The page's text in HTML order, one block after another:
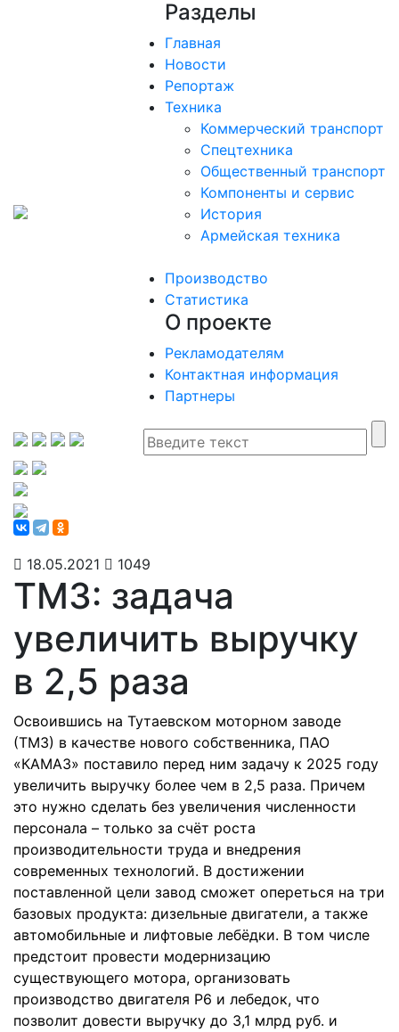
Разделы
Главная
Новости
Репортаж
Техника
Коммерческий транспорт
Спецтехника
Общественный транспорт
Компоненты и сервис
История
Армейская техника
Производство
Статистика
О проекте
Рекламодателям
Контактная информация
Партнеры
18.05.2021 1049
ТМЗ: задача
увеличить выручку
в 2,5 раза
Освоившись на Тутаевском моторном заводе
(ТМЗ) в качестве нового собственника, ПАО
«КАМАЗ» поставило перед ним задачу к 2025 году
увеличить выручку более чем в 2,5 раза. Причем
это нужно сделать без увеличения численности
персонала – только за счёт роста
производительности труда и внедрения
современных технологий. В достижении
поставленной цели завод сможет опереться на три
базовых продукта: дизельные двигатели, а также
автомобильные и лифтовые лебёдки. В том числе
предстоит провести модернизацию
существующего мотора, организовать
производство двигателя Р6 и лебедок, что
позволит довести выручку до 3,1 млрд руб. и